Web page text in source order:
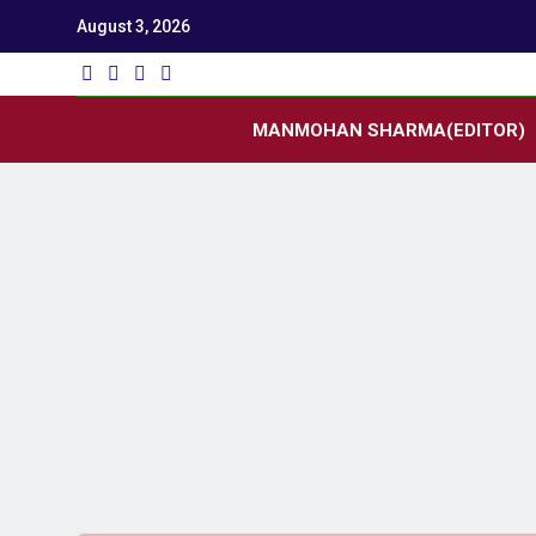
August 3, 2026
MANMOHAN SHARMA(EDITOR)